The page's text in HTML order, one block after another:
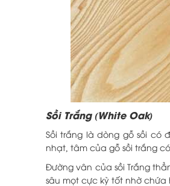
Sồi Trắng (White Oak)
Sồi trắng là dòng gỗ sồi có
nhạt, tâm của gỗ sồi trắng
Đường vân của sồi Trắng
sâu mọt cực kỳ tốt nhờ